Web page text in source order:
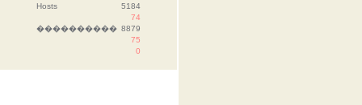
Hosts
5184
74
���������� 8879
75
0